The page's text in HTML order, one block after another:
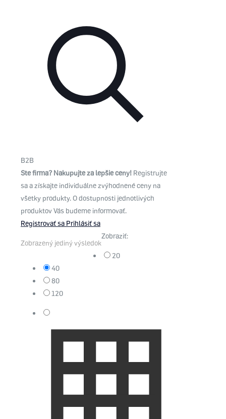
B2B
Ste firma? Nakupujte za lepšie ceny! Registrujte
sa a získajte individuálne zvýhodnené ceny na
všetky produkty. O dostupnosti jednotlivých
produktov Vás budeme informovať.
Registrovať sa Prihlásiť sa
Zobrazený jediný výsledok
Zobraziť:
20
40
80
120